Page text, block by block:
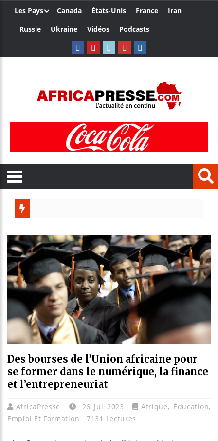
Les Pays Canada États-Unis France
Iran
Russie
Ukraine Vidéos Podcasts
Des bourses de l’Union africaine pour
se former dans le numérique, la finance
et l’entrepreneuriat
AfricaPresse 26 Jul 2023 Afrique, Éducation,
Emploi Et Formation
7131 Lectures